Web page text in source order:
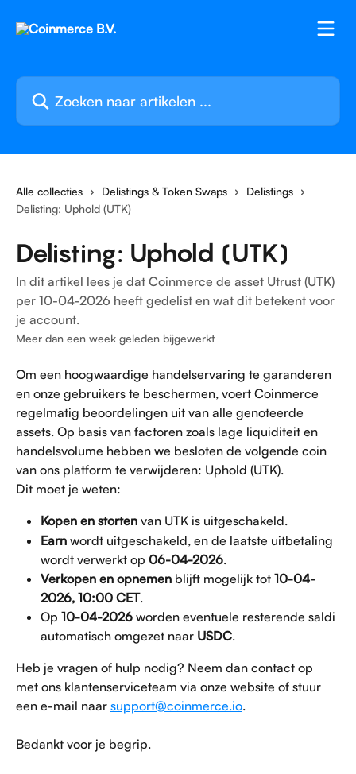
Zoeken naar artikelen ...
Alle collecties Delistings & Token Swaps
Delistings
Delisting: Uphold (UTK)
Delisting: Uphold (UTK)
In dit artikel lees je dat Coinmerce de asset Utrust (UTK)
per 10-04-2026 heeft gedelist en wat dit betekent voor
je account.
Meer dan een week geleden bijgewerkt
Om een hoogwaardige handelservaring te garanderen
en onze gebruikers te beschermen, voert Coinmerce
regelmatig beoordelingen uit van alle genoteerde
assets. Op basis van factoren zoals lage liquiditeit en
handelsvolume hebben we besloten de volgende coin
van ons platform te verwijderen: Uphold (UTK).
Dit moet je weten:
Kopen en storten van UTK is uitgeschakeld.
Earn wordt uitgeschakeld, en de laatste uitbetaling
wordt verwerkt op 06-04-2026.
Verkopen en opnemen blijft mogelijk tot 10-04-
2026, 10:00 CET.
Op 10-04-2026 worden eventuele resterende saldi
automatisch omgezet naar USDC.
Heb je vragen of hulp nodig? Neem dan contact op
met ons klantenserviceteam via onze website of stuur
een e-mail naar support@coinmerce.io.
Bedankt voor je begrip.